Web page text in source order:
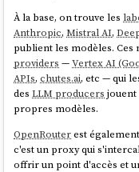
À la base, on trouve les
Anthropic,Mistral AI,
publient les modèles.
providers —Vertex AI
APIs,chutes.ai, etc — qui
desLLM producers jouent
propres modèles.
OpenRouterest
c'est un proxy qui
offrir un point d'accès et